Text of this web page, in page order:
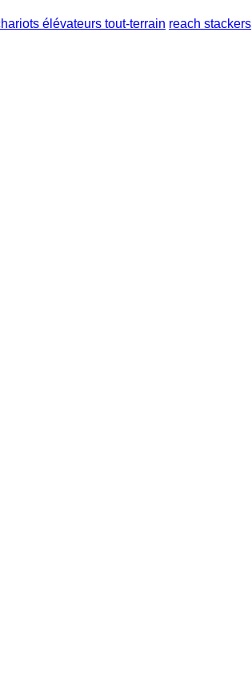
élévateurs tout-terrain reach stackers